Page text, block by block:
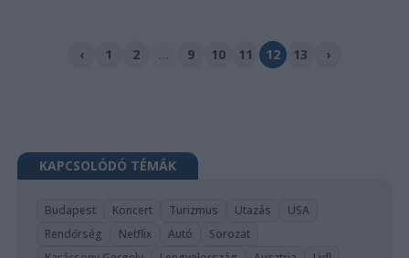
‹ 1 2 9 10 11 12 13 ›
KAPCSOLÓDÓ TÉMÁK
Budapest Koncert Turizmus Utazás
USA
Rendőrség
Netflix Autó
Sorozat